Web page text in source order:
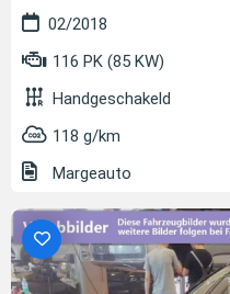
02/2018
116 PK (85 KW)
Handgeschakeld
118 g/km
Margeauto